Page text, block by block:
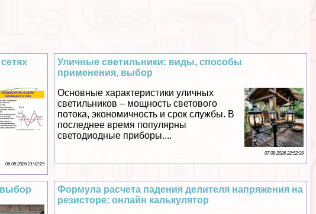
Уличные светильники: виды, способы
применения, выбор
Основные хаpaктеристики уличных
светильников – мощность светового
потока, экономичность и срок службы. В
последнее время популярны
светодиодные приборы....
07 08 2026 22:52:39
06 08 2026 21:32:25
Формула расчета падения делителя напряжения на
резисторе: онлайн калькулятор
выбор